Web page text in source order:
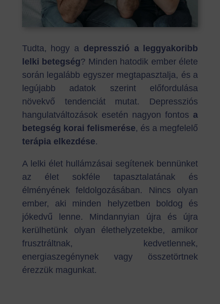
Tudta, hogy a depresszió a leggyakoribb
lelki betegség? Minden hatodik ember élete
során legalább egyszer megtapasztalja, és a
legújabb adatok szerint előfordulása
növekvő tendenciát mutat. Depressziós
hangulatváltozások esetén nagyon fontos a
betegség korai felismerése, és a megfelelő
terápia elkezdése.
A lelki élet hullámzásai segítenek bennünket
az élet sokféle tapasztalatának és
élményének feldolgozásában. Nincs olyan
ember, aki minden helyzetben boldog és
jókedvű lenne. Mindannyian újra és újra
kerülhetünk olyan élethelyzetekbe, amikor
frusztráltnak, kedvetlennek,
energiaszegénynek vagy összetörtnek
érezzük magunkat.